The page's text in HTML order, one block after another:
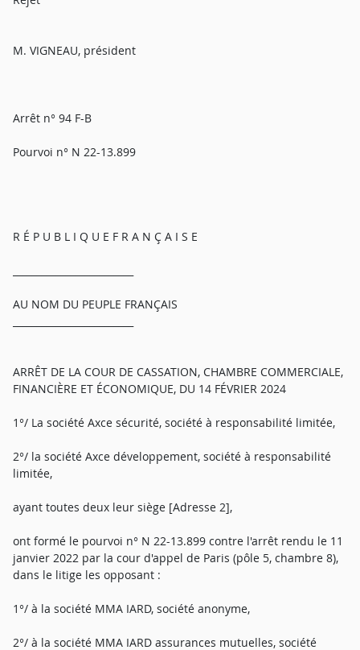
M. VIGNEAU, président
Arrêt n° 94 F-B
Pourvoi n° N 22-13.899
R É P U B L I Q U E F R A N Ç A I S E
AU NOM DU PEUPLE FRANÇAIS
ARRÊT DE LA COUR DE CASSATION, CHAMBRE COMMERCIALE,
FINANCIÈRE ET ÉCONOMIQUE, DU 14 FÉVRIER 2024
1°/ La société Axce sécurité, société à responsabilité limitée,
2°/ la société Axce développement, société à responsabilité
limitée,
ayant toutes deux leur siège [Adresse 2],
ont formé le pourvoi n° N 22-13.899 contre l'arrêt rendu le 11
janvier 2022 par la cour d'appel de Paris (pôle 5, chambre 8),
dans le litige les opposant :
1°/ à la société MMA IARD, société anonyme,
2°/ à la société MMA IARD assurances mutuelles, société